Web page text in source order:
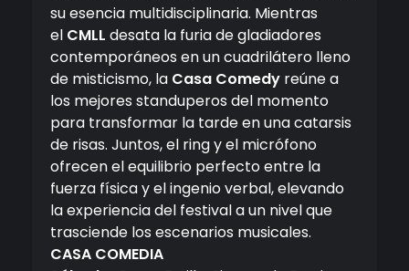
su esencia multidisciplinaria. Mientras
el CMLL desata la furia de gladiadores
contemporáneos en un cuadrilátero lleno
de misticismo, la Casa Comedy reúne a
los mejores standuperos del momento
para transformar la tarde en una catarsis
de risas. Juntos, el ring y el micrófono
ofrecen el equilibrio perfecto entre la
fuerza física y el ingenio verbal, elevando
la experiencia del festival a un nivel que
trasciende los escenarios musicales.
CASA COMEDIA